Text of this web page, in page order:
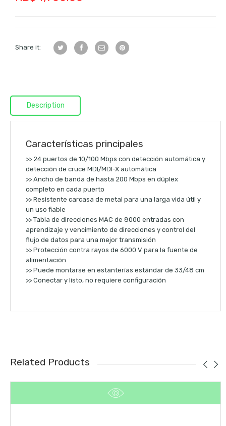
Share it:
Description
Características principales
>> 24 puertos de 10/100 Mbps con detección automática y
detección de cruce MDI/MDI-X automática
>> Ancho de banda de hasta 200 Mbps en dúplex
completo en cada puerto
>> Resistente carcasa de metal para una larga vida útil y
un uso fiable
>> Tabla de direcciones MAC de 8000 entradas con
aprendizaje y vencimiento de direcciones y control del
flujo de datos para una mejor transmisión
>> Protección contra rayos de 6000 V para la fuente de
alimentación
>> Puede montarse en estanterías estándar de 33/48 cm
>> Conectar y listo, no requiere configuración
Related Products